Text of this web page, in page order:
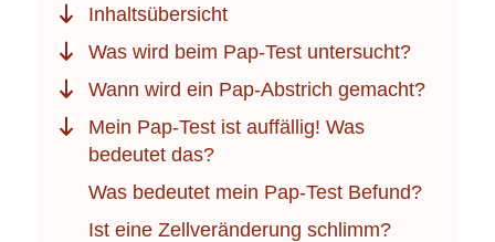
Inhaltsübersicht
Was wird beim Pap-Test untersucht?
Wann wird ein Pap-Abstrich gemacht?
Mein Pap-Test ist auffällig! Was
bedeutet das?
Was bedeutet mein Pap-Test Befund?
Ist eine Zellveränderung schlimm?